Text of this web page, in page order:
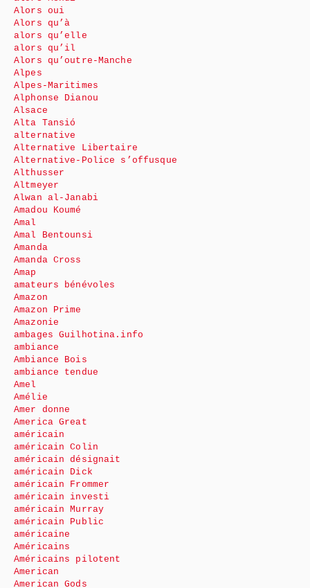
Alors oui
Alors qu’à
alors qu’elle
alors qu’il
Alors qu’outre-Manche
Alpes
Alpes-Maritimes
Alphonse Dianou
Alsace
Alta Tansió
alternative
Alternative Libertaire
Alternative-Police s’offusque
Althusser
Altmeyer
Alwan al-Janabi
Amadou Koumé
Amal
Amal Bentounsi
Amanda
Amanda Cross
Amap
amateurs bénévoles
Amazon
Amazon Prime
Amazonie
ambages Guilhotina.info
ambiance
Ambiance Bois
ambiance tendue
Amel
Amélie
Amer donne
America Great
américain
américain Colin
américain désignait
américain Dick
américain Frommer
américain investi
américain Murray
américain Public
américaine
Américains
Américains pilotent
American
American Gods